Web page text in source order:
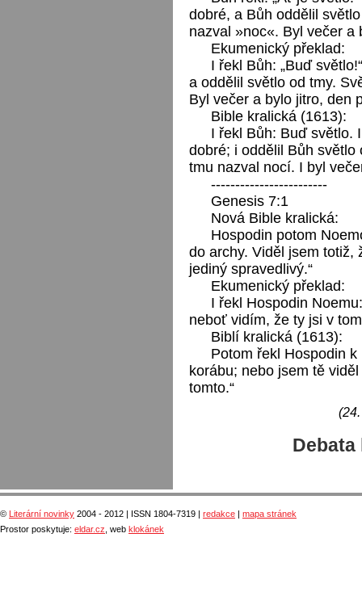
dobré, a Bůh oddělil
nazval »noc«. Byl večer a
Ekumenický překlad:
I řekl Bůh: „Buď
a oddělil světlo od tmy.
Byl večer a bylo jitro, den
Bible kralická (1613):
I řekl Bůh: Buď světlo.
dobré; i oddělil Bůh světlo
tmu nazval nocí. I byl
------------------------
Genesis 7:1
Nová Bible kralická:
Hospodin potom
do archy. Viděl jsem totiž,
jediný spravedlivý.“
Ekumenický překlad:
I řekl Hospodin
neboť vidím, že ty jsi v
Biblí kralická (1613):
Potom řekl Hospodin
korábu; nebo jsem tě
tomto.“
Debata
© Literární novinky 2004 - 2012 | ISSN 1804-7319 | redakce
mapa stránek
Prostor poskytuje: eldar.cz , web klokánek